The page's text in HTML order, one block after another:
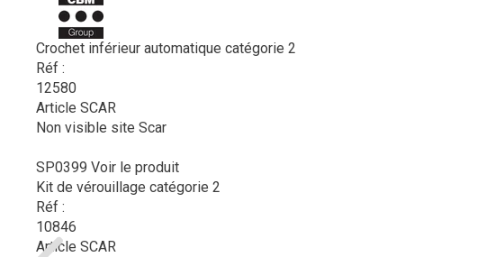
Crochet inférieur automatique catégorie 2
Réf :
12580
Article SCAR
Non visible site Scar
SP0399 Voir le produit
Kit de vérouillage catégorie 2
Réf :
10846
Article SCAR